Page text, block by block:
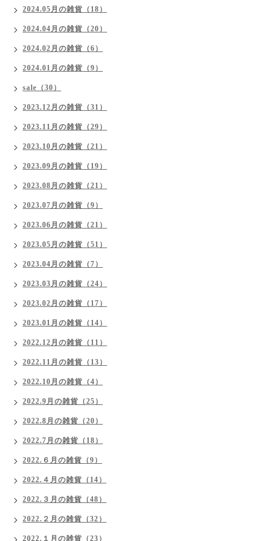
2024.05月の雑貨（18）
2024.04月の雑貨（20）
2024.02月の雑貨（6）
2024.01月の雑貨（9）
sale（30）
2023.12月の雑貨（31）
2023.11月の雑貨（29）
2023.10月の雑貨（21）
2023.09月の雑貨（19）
2023.08月の雑貨（21）
2023.07月の雑貨（9）
2023.06月の雑貨（21）
2023.05月の雑貨（51）
2023.04月の雑貨（7）
2023.03月の雑貨（24）
2023.02月の雑貨（17）
2023.01月の雑貨（14）
2022.12月の雑貨（11）
2022.11月の雑貨（13）
2022.10月の雑貨（4）
2022.9月の雑貨（25）
2022.8月の雑貨（20）
2022.7月の雑貨（18）
2022.６月の雑貨（9）
2022.４月の雑貨（14）
2022.３月の雑貨（48）
2022.２月の雑貨（32）
2022.１月の雑貨（23）